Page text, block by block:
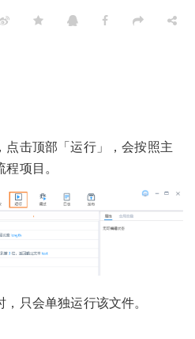
点击顶部「运行」，会按照主
项目。
只会单独运行该文件。